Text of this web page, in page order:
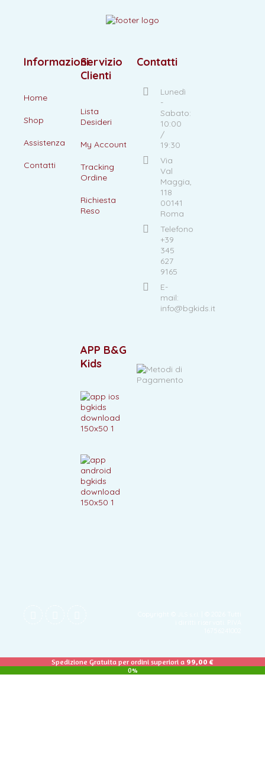
Informazioni
Home
Shop
Assistenza
Contatti
Servizio
Clienti
Lista
Desideri
My Account
Tracking
Ordine
Richiesta
Reso
Contatti
Lunedì
-
Sabato:
10:00
/
19:30
Via
Val
Maggia,
118
00141
Roma
Telefono
+39
345
627
9165
E-
mail:
info@bgkids.it
APP B&G
Kids
Spedizione Gratuita per ordini superiori a 99,00 €
0%